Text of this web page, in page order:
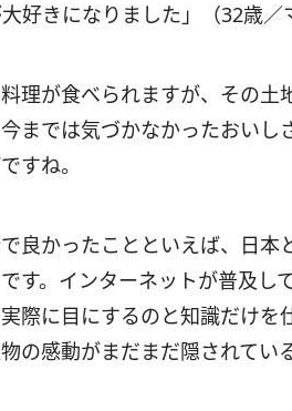
好きになりました」（32歳／
理が食べられますが、その
までは気づかなかったおい
すね。
良かったことといえば、日
す。インターネットが普及
際に目にするのと知識だけ
の感動がまだまだ隠されてい